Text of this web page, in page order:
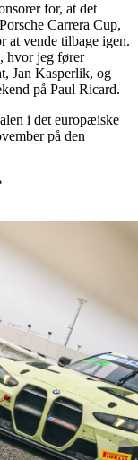
for, at det
Carrera Cup,
at vende tilbage igen.
hvor jeg fører
Jan Kasperlik, og
på Paul Ricard.
i det europæiske
på den